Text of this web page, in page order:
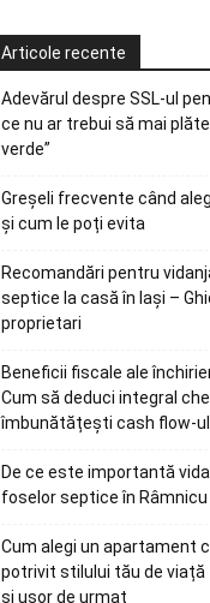
Articole recente
Adevărul despre SSL-ul
ce nu ar trebui să mai
verde”
Greșeli frecvente când
și cum le poți evita
Recomandări pentru
septice la casă în Iași –
proprietari
Beneficii fiscale ale
Cum să deduci integral
îmbunătățești cash flow-ul
De ce este importantă
foselor septice în Râmnicu
Cum alegi un apartament
potrivit stilului tău de viață
și ușor de urmat